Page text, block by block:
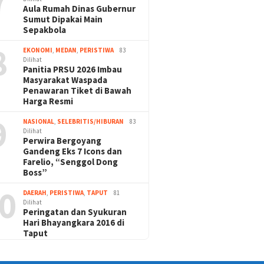
Aula Rumah Dinas Gubernur
Sumut Dipakai Main
Sepakbola
EKONOMI, MEDAN, PERISTIWA
83
Dilihat
Panitia PRSU 2026 Imbau
Masyarakat Waspada
Penawaran Tiket di Bawah
Harga Resmi
NASIONAL, SELEBRITIS/HIBURAN
83
Dilihat
Perwira Bergoyang
Gandeng Eks 7 Icons dan
Farelio, “Senggol Dong
Boss”
DAERAH, PERISTIWA, TAPUT
81
Dilihat
Peringatan dan Syukuran
Hari Bhayangkara 2016 di
Taput